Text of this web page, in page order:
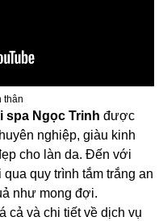
thân
spa Ngọc Trinh được
nghiệp, giàu kinh
cho làn da. Đến với
quy trình tắm trắng an
như mong đợi.
cả và chi tiết về dịch vụ